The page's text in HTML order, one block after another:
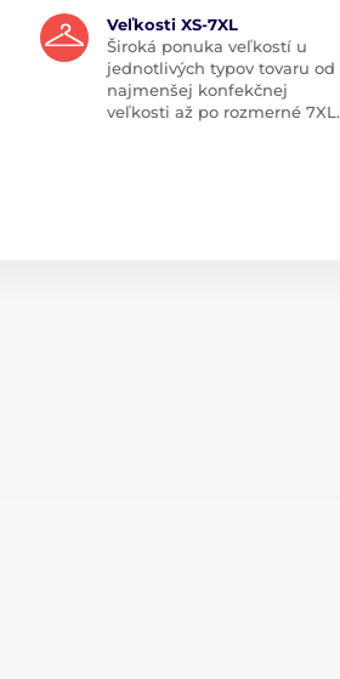
Veľkosti XS-7XL
Široká ponuka veľkostí u
jednotlivých typov tovaru od
najmenšej konfekčnej
veľkosti až po rozmerné 7XL.